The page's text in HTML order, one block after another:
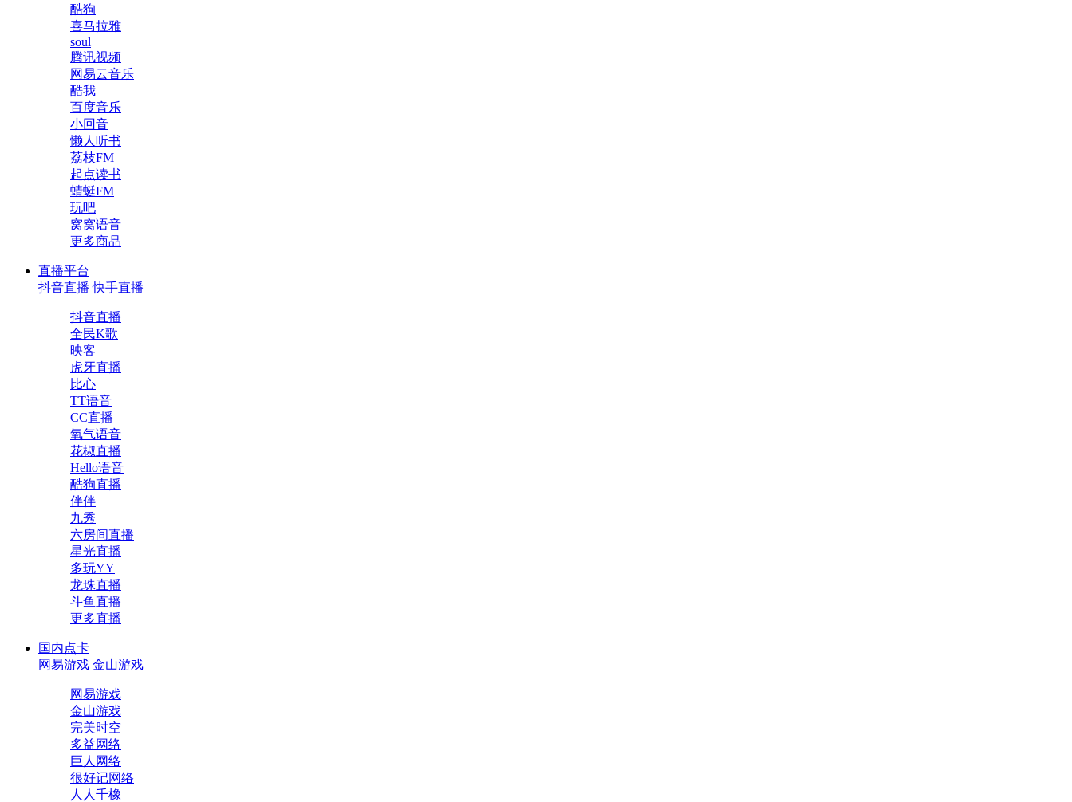
酷狗
喜马拉雅
soul
腾讯视频
网易云音乐
酷我
百度音乐
小回音
懒人听书
荔枝FM
起点读书
蜻蜓FM
玩吧
窝窝语音
更多商品
直播平台
抖音直播 快手直播
抖音直播
全民K歌
映客
虎牙直播
比心
TT语音
CC直播
氧气语音
花椒直播
Hello语音
酷狗直播
伴伴
九秀
六房间直播
星光直播
多玩YY
龙珠直播
斗鱼直播
更多直播
国内点卡
网易游戏 金山游戏
网易游戏
金山游戏
完美时空
多益网络
巨人网络
很好记网络
人人千橡